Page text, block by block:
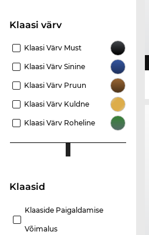
Klaasi värv
Klaasi Värv Must
Klaasi Värv Sinine
Klaasi Värv Pruun
Klaasi Värv Kuldne
Klaasi Värv Roheline
Klaasid
Klaaside Paigaldamise
Võimalus